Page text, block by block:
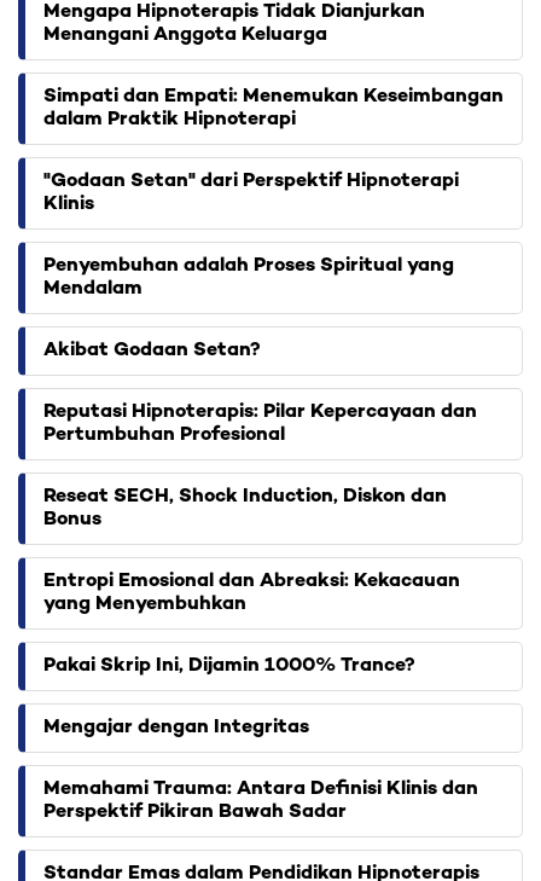
Mengapa Hipnoterapis Tidak Dianjurkan
Menangani Anggota Keluarga
Simpati dan Empati: Menemukan Keseimbangan
dalam Praktik Hipnoterapi
"Godaan Setan" dari Perspektif Hipnoterapi
Klinis
Penyembuhan adalah Proses Spiritual yang
Mendalam
Akibat Godaan Setan?
Reputasi Hipnoterapis: Pilar Kepercayaan dan
Pertumbuhan Profesional
Reseat SECH, Shock Induction, Diskon dan
Bonus
Entropi Emosional dan Abreaksi: Kekacauan
yang Menyembuhkan
Pakai Skrip Ini, Dijamin 1000% Trance?
Mengajar dengan Integritas
Memahami Trauma: Antara Definisi Klinis dan
Perspektif Pikiran Bawah Sadar
Standar Emas dalam Pendidikan Hipnoterapis